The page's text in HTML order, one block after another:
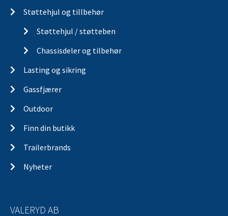
Støttehjul og tillbehør
Støttehjul / støtteben
Chassisdeler og tilbehør
Lasting og sikring
Gassfjærer
Outdoor
Finn din butikk
Trailerbrands
Nyheter
VALERYD AB